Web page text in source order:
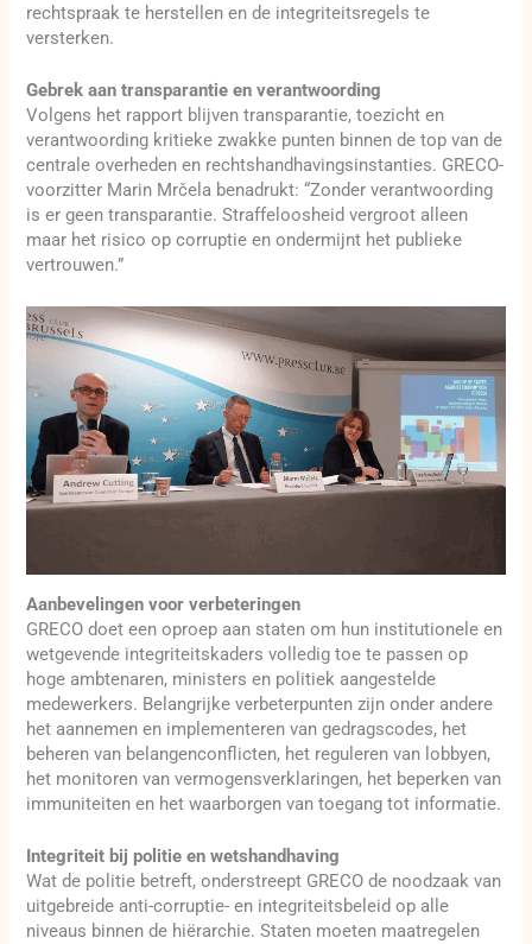
rechtspraak te herstellen en de integriteitsregels te
versterken.
Gebrek aan transparantie en verantwoording
Volgens het rapport blijven transparantie, toezicht en
verantwoording kritieke zwakke punten binnen de top van de
centrale overheden en rechtshandhavingsinstanties. GRECO-
voorzitter Marin Mrčela benadrukt: “Zonder verantwoording
is er geen transparantie. Straffeloosheid vergroot alleen
maar het risico op corruptie en ondermijnt het publieke
vertrouwen.”
Aanbevelingen voor verbeteringen
GRECO doet een oproep aan staten om hun institutionele en
wetgevende integriteitskaders volledig toe te passen op
hoge ambtenaren, ministers en politiek aangestelde
medewerkers. Belangrijke verbeterpunten zijn onder andere
het aannemen en implementeren van gedragscodes, het
beheren van belangenconflicten, het reguleren van lobbyen,
het monitoren van vermogensverklaringen, het beperken van
immuniteiten en het waarborgen van toegang tot informatie.
Integriteit bij politie en wetshandhaving
Wat de politie betreft, onderstreept GRECO de noodzaak van
uitgebreide anti-corruptie- en integriteitsbeleid op alle
niveaus binnen de hiërarchie. Staten moeten maatregelen